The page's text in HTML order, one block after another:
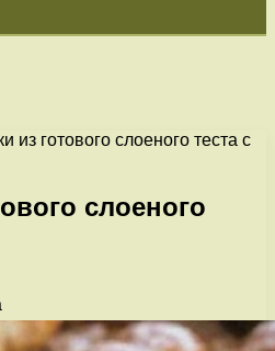
из готового слоеного теста с
слоеного